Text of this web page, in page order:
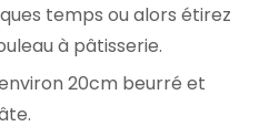
temps ou alors étirez
à pâtisserie.
20cm beurré et